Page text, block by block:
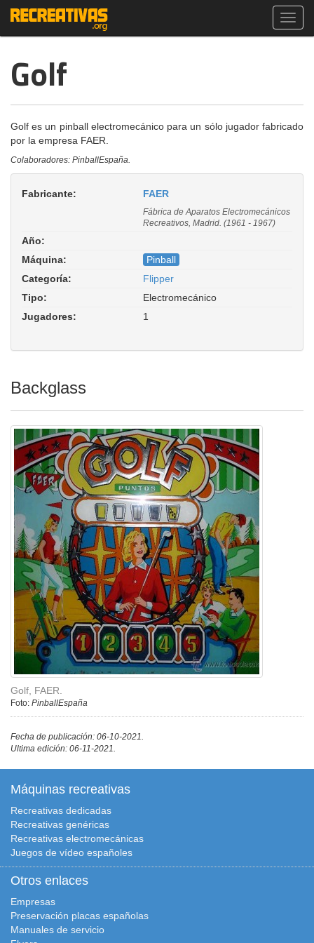
Golf
Golf es un pinball electromecánico para un sólo jugador fabricado
por la empresa FAER.
Colaboradores: PinballEspaña.
Fabricante: FAER
Fábrica de Aparatos Electromecánicos
Recreativos, Madrid. (1961 - 1967)
Año:
Máquina:
Pinball
Categoría:
Flipper
Tipo:
Electromecánico
Jugadores:
1
Backglass
Golf, FAER.
Foto: PinballEspaña
Fecha de publicación: 06-10-2021.
Ultima edición: 06-11-2021.
Máquinas recreativas
Recreativas dedicadas
Recreativas genéricas
Recreativas electromecánicas
Juegos de vídeo españoles
Otros enlaces
Empresas
Preservación placas españolas
Manuales de servicio